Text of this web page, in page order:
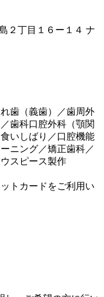
２丁目１６ー１４ ナ
歯（義歯）／歯周外
歯科口腔外科（顎関
いしばり／口腔機能
ニング／矯正歯科／
スピース製作
トカードをご利用い